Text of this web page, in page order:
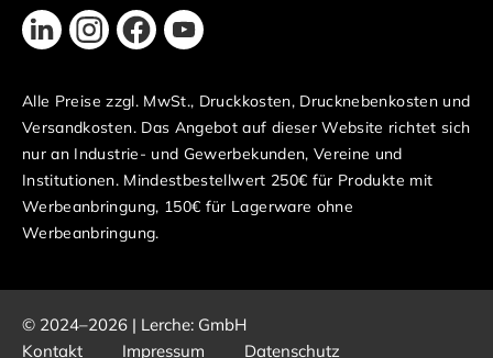
Alle Preise zzgl. MwSt., Druckkosten, Drucknebenkosten und
Versandkosten. Das Angebot auf dieser Website richtet sich
nur an Industrie- und Gewerbekunden, Vereine und
Institutionen. Mindestbestellwert 250€ für Produkte mit
Werbeanbringung, 150€ für Lagerware ohne
Werbeanbringung.
© 2024–2026 | Lerche: GmbH
Kontakt
Impressum Datenschutz